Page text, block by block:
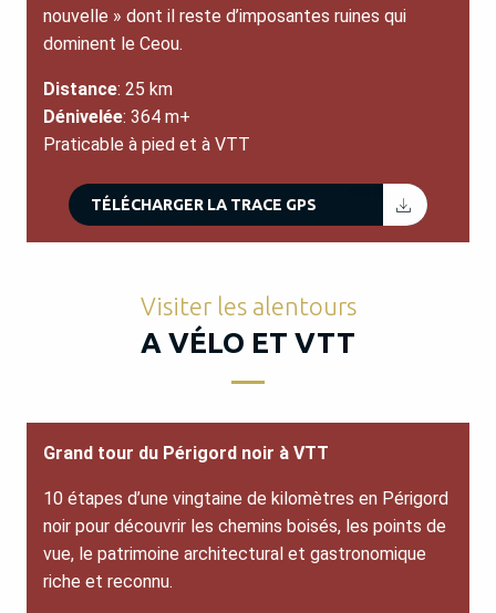
nouvelle » dont il reste d’imposantes ruines qui
dominent le Ceou.
Distance: 25 km
Dénivelée: 364 m+
Praticable à pied et à VTT
TÉLÉCHARGER LA TRACE GPS
Visiter les alentours
A VÉLO ET VTT
Grand tour du Périgord noir à VTT
10 étapes d’une vingtaine de kilomètres en Périgord
noir pour découvrir les chemins boisés, les points de
vue, le patrimoine architectural et gastronomique
riche et reconnu.